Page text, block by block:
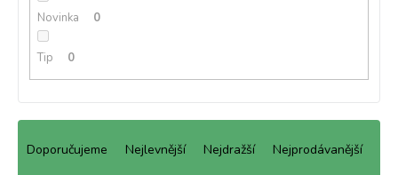
Novinka 0
Tip 0
Ř
Doporučujeme Nejlevnější Nejdražší Nejprodávanější